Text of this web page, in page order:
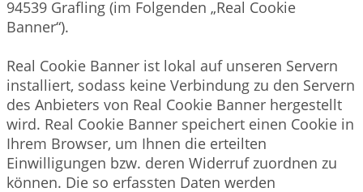
94539 Grafling (im Folgenden „Real Cookie
Banner“).
Real Cookie Banner ist lokal auf unseren Servern
installiert, sodass keine Verbindung zu den Servern
des Anbieters von Real Cookie Banner hergestellt
wird. Real Cookie Banner speichert einen Cookie in
Ihrem Browser, um Ihnen die erteilten
Einwilligungen bzw. deren Widerruf zuordnen zu
können. Die so erfassten Daten werden